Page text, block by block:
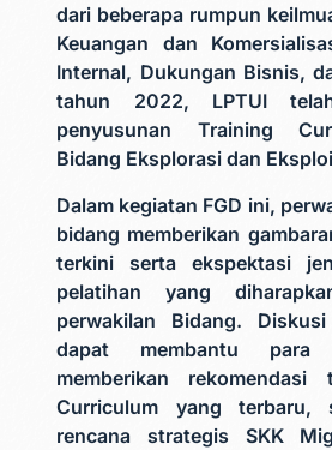
dari beberapa rumpun
Keuangan dan
Internal, Dukungan Bisnis,
tahun 2022, LPTUI
penyusunan Training
Bidang Eksplorasi dan
Dalam kegiatan FGD ini,
bidang memberikan
terkini serta ekspektasi
pelatihan yang
perwakilan Bidang.
dapat membantu para
memberikan rekomendasi
Curriculum yang terbaru,
rencana strategis SKK